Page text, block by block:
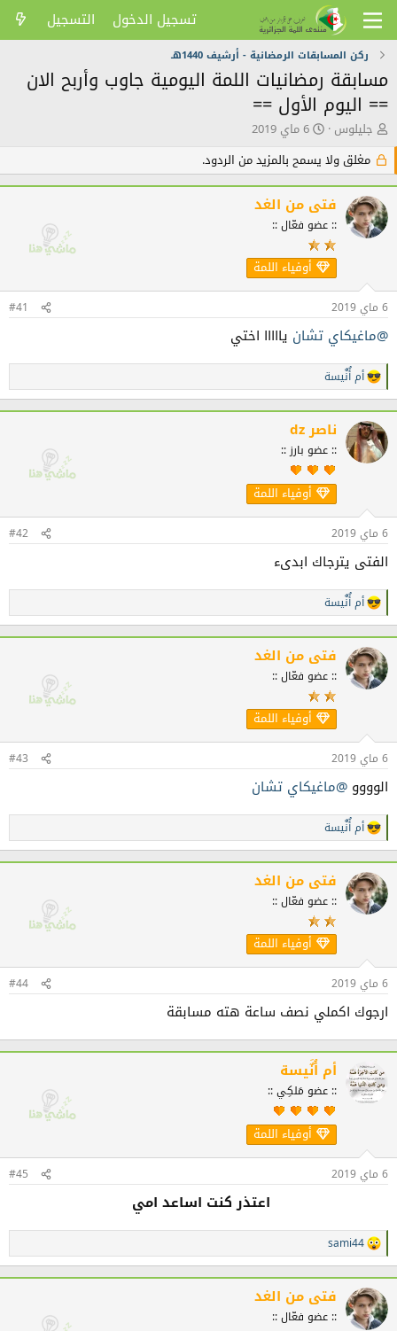
تسجيل الدخول التسجيل
ركن المسابقات الرمضانية - أرشيف 1440هـ
مسابقة رمضانيات اللمة اليومية جاوب وأربح الان
== اليوم الأول ==
ك
ت
ب
ا
ل
م
و
ع
جليلوس ت
ر
ي
خ
ا
ل
ن
ش
ر
6 ماي 2019
مغلق ولا يسمح بالمزيد من الردود.
فتى من الغد
:: عضو فعّال ::
أوفياء اللمة
6 ماي 2019 #41
@ماغيكاي تشان يااااا اختي
ا
ل
ت
ف
ا
ع
أم أُنٌَيسة
ناصر dz
:: عضو بارز ::
أوفياء اللمة
6 ماي 2019 #42
الفتى يترجاك ابدىء
ا
ل
ت
ف
ا
ع
أم أُنٌَيسة
فتى من الغد
:: عضو فعّال ::
أوفياء اللمة
6 ماي 2019 #43
الوووو @ماغيكاي تشان
ا
ل
ت
ف
ا
ع
أم أُنٌَيسة
فتى من الغد
:: عضو فعّال ::
أوفياء اللمة
6 ماي 2019 #44
ارجوك اكملي نصف ساعة هته مسابقة
أم أُنٌَيسة
:: عضو مَلكِي ::
أوفياء اللمة
6 ماي 2019 #45
اعتذر كنت اساعد امي
ا
ل
ت
ف
ا
ع
sami44
فتى من الغد
:: عضو فعّال ::